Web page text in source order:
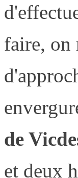
faire, on
de
et deux